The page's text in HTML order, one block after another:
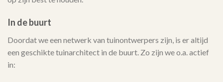
In de buurt
Doordat we een netwerk van tuinontwerpers zijn, is er altijd
een geschikte tuinarchitect in de buurt. Zo zijn we o.a. actief
in: